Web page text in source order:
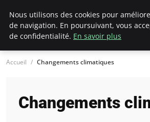
Accueil Changements climatiques
Changements
Nous utilisons des cookies pour
de navigation. En poursuivant, vous
de confidentialité. En savoir plus